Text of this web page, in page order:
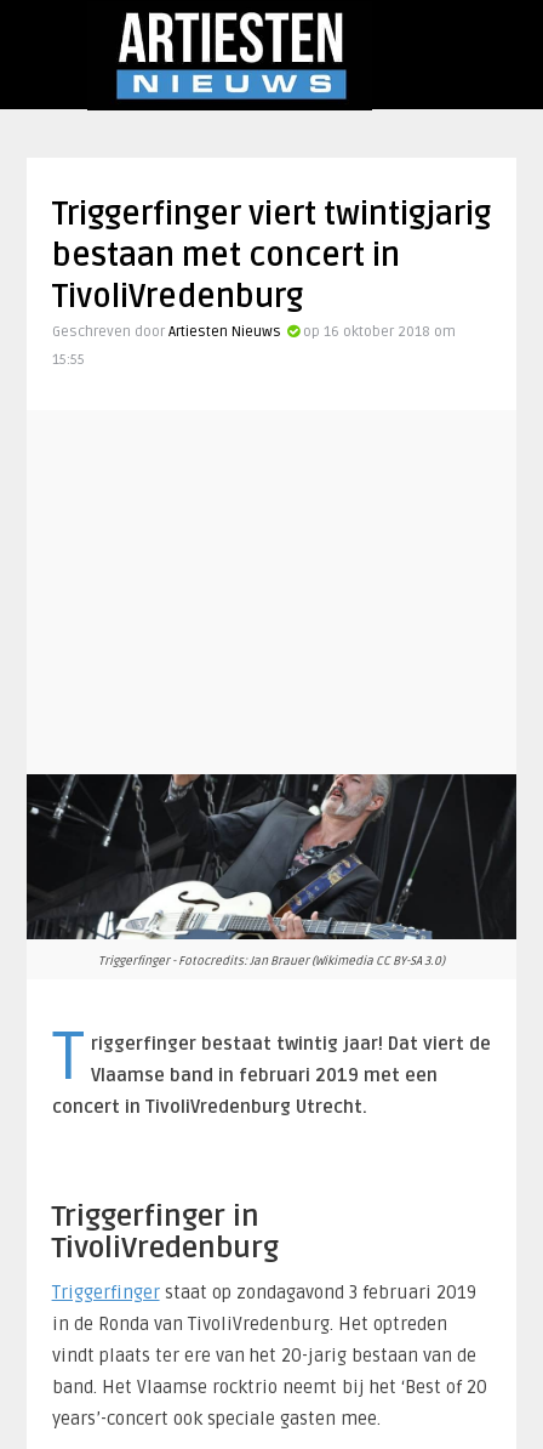
Triggerfinger viert twintigjarig
bestaan met concert in
TivoliVredenburg
Geschreven door Artiesten Nieuws
op 16 oktober 2018 om
15:55
Triggerfinger - Fotocredits: Jan Brauer (Wikimedia CC BY-SA 3.0)
T riggerfinger bestaat twintig jaar! Dat viert de
Vlaamse band in februari 2019 met een
concert in TivoliVredenburg Utrecht.
Triggerfinger in
TivoliVredenburg
Triggerfingerstaat op zondagavond 3 februari 2019
in de Ronda van TivoliVredenburg. Het optreden
vindt plaats ter ere van het 20-jarig bestaan van de
band. Het Vlaamse rocktrio neemt bij het ‘Best of 20
years’-concert ook speciale gasten mee.